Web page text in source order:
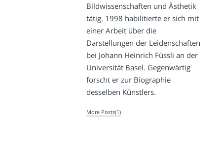
Bildwissenschaften und Ästhetik
tätig. 1998 habilitierte er sich mit
einer Arbeit über die
Darstellungen der Leidenschaften
bei Johann Heinrich Füssli an der
Universität Basel. Gegenwärtig
forscht er zur Biographie
desselben Künstlers.
More Posts(1)